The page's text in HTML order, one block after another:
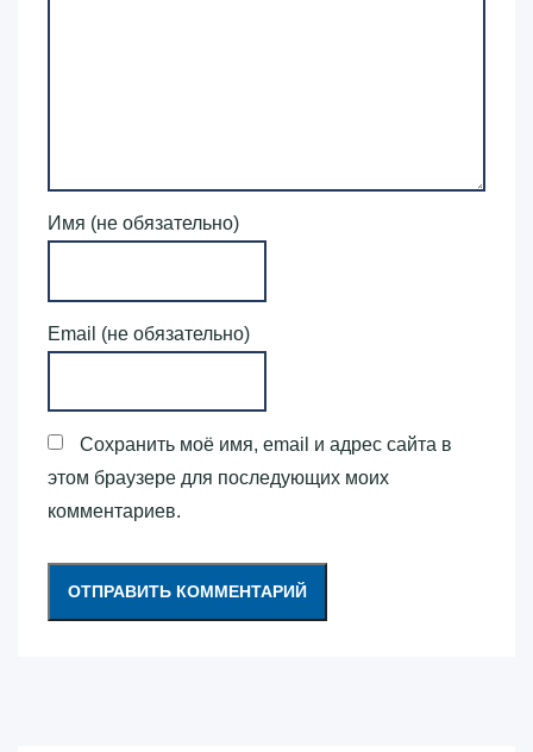
Имя (не обязательно)
Email (не обязательно)
Сохранить моё имя, email и адрес сайта в
этом браузере для последующих моих
комментариев.